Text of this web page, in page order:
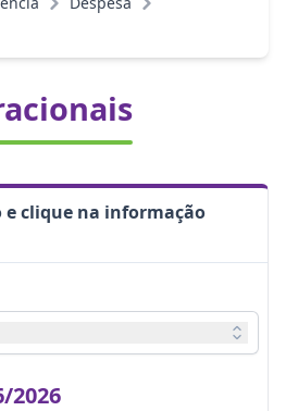
e clique na informação
2026